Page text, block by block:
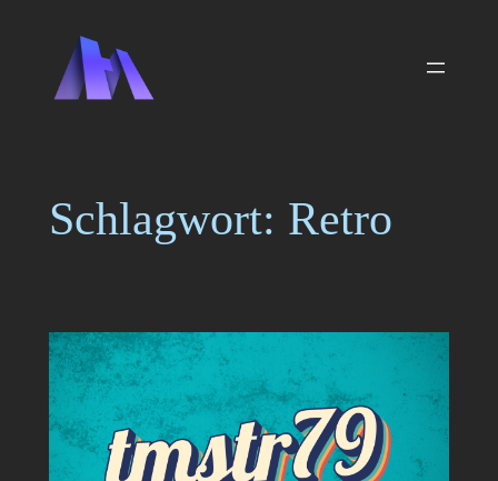
springen
Schlagwort: Retro